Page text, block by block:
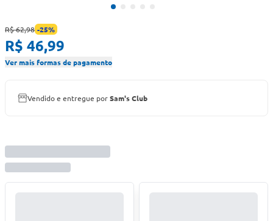
R$ 62,98 -25%
R$ 46,99
Ver mais formas de pagamento
Vendido e entregue porSam's Club